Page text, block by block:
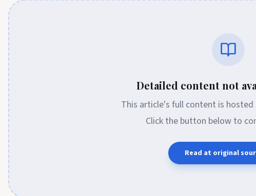
Detailed content not
This article's full content is
Click the button below to
Read at original